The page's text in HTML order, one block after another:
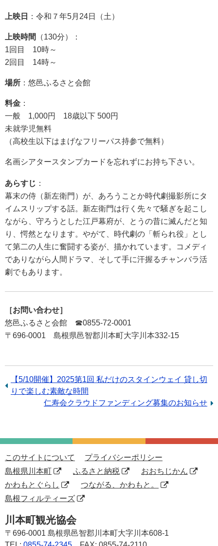
上映日 ：令和７年5月24日（土）
上映時間
（130分）：
1回目 10時～
2回目 14時～
場所 ：悠邑ふるさと会館
料金 ：
一般 1,000円 18歳以下 500円
未就学児無料
（高校生以下はまげなフリーパス持参で無料）
名画シアタースタンプカードを忘れずにお持ち下さい。
あらすじ ：
幕末の侍（新左衛門）が、あろうことか時代劇撮影所にタ
イムスリップする話。新左衛門は行く先々で騒ぎを起こし
ながら、守ろうとした江戸幕府が、とうの昔に滅んだと知
り、愕然となります。やがて、時代劇の「斬られ役」とし
て第二の人生に奮闘する姿が、描かれています。コメディ
でありながら人間ドラマ、そして手に汗握るチャンバラ活
劇でもあります。
［お問い合わせ］
悠邑ふるさと会館 ☎0855-72-0001
〒696-0001 島根県邑智郡川本町大字川本332-15
前
の
【5/10開催】2025第1回 私だけのスタインウェイ 貸し切
りで楽しむ素敵な時間
次
事：
仁寿会クラウドファンディング募集のお知らせ
このサイトについて
プライバシーポリシー
島根県川本町
ふるさと納税
おおちじかん
かわもとぐらし
つながる、かわもと。
島根フィルティーズ
川本町観光協会
〒696-0001 島根県邑智郡川本町大字川本608-1